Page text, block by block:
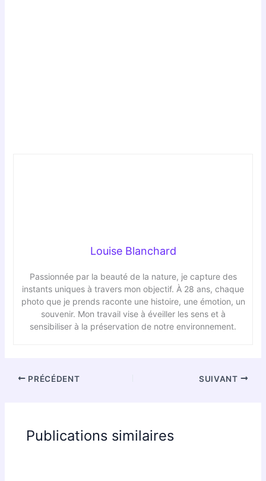
Louise Blanchard
Passionnée par la beauté de la nature, je capture des
instants uniques à travers mon objectif. À 28 ans, chaque
photo que je prends raconte une histoire, une émotion, un
souvenir. Mon travail vise à éveiller les sens et à
sensibiliser à la préservation de notre environnement.
PRÉCÉDENT SUIVANT
Publications similaires